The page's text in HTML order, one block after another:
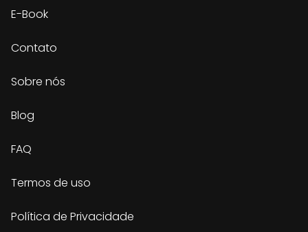
E-Book
Contato
Sobre nós
Blog
FAQ
Termos de uso
Política de Privacidade